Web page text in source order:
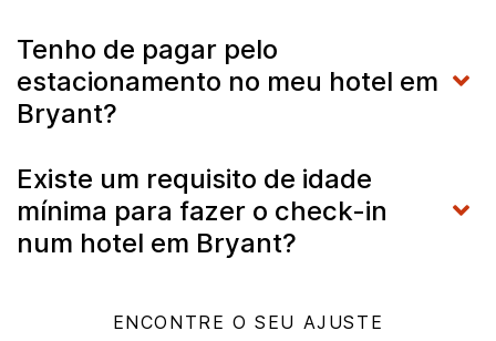
Tenho de pagar pelo
estacionamento no meu hotel em
Bryant?
Existe um requisito de idade
mínima para fazer o check-in
num hotel em Bryant?
ENCONTRE O SEU AJUSTE